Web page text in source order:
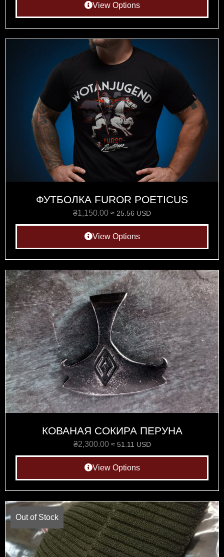
View Options
ФУТБОЛКА FUROR POETICUS
₴1,150.00 ≈ 25.56 USD
View Options
КОВАНАЯ СОКИРА ПЕРУНА
₴2,300.00 ≈ 51.11 USD
View Options
Out of Stock